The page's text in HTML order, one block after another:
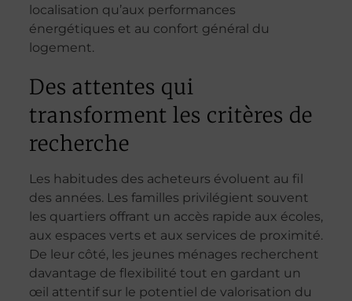
localisation qu’aux performances
énergétiques et au confort général du
logement.
Des attentes qui
transforment les critères de
recherche
Les habitudes des acheteurs évoluent au fil
des années. Les familles privilégient souvent
les quartiers offrant un accès rapide aux écoles,
aux espaces verts et aux services de proximité.
De leur côté, les jeunes ménages recherchent
davantage de flexibilité tout en gardant un
œil attentif sur le potentiel de valorisation du